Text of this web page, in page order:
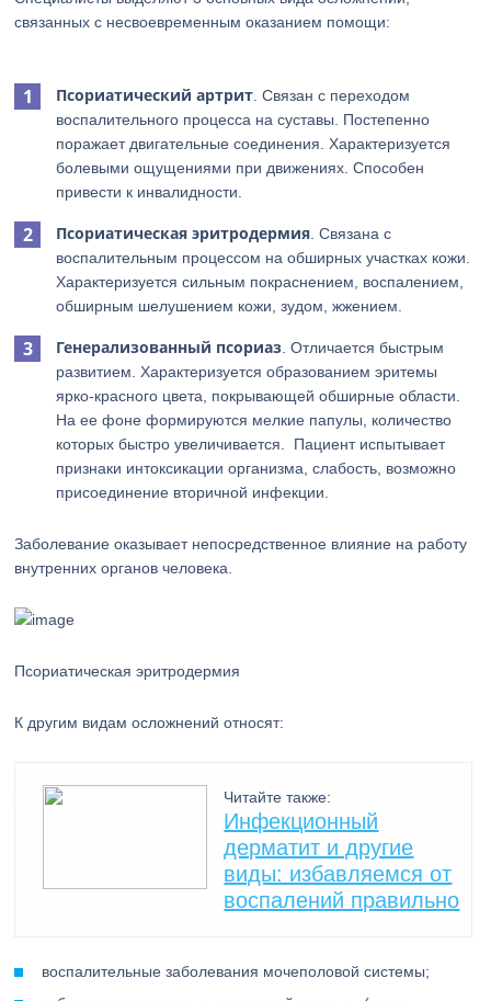
связанных с несвоевременным оказанием помощи:
Псориатический артрит . Связан с переходом
воспалительного процесса на суставы. Постепенно
поражает двигательные соединения. Характеризуется
болевыми ощущениями при движениях. Способен
привести к инвалидности.
Псориатическая эритродермия . Связана с
воспалительным процессом на обширных участках кожи.
Характеризуется сильным покраснением, воспалением,
обширным шелушением кожи, зудом, жжением.
Генерализованный псориаз . Отличается быстрым
развитием. Характеризуется образованием эритемы
ярко-красного цвета, покрывающей обширные области.
На ее фоне формируются мелкие папулы, количество
которых быстро увеличивается. Пациент испытывает
признаки интоксикации организма, слабость, возможно
присоединение вторичной инфекции.
Заболевание оказывает непосредственное влияние на работу
внутренних органов человека.
Псориатическая эритродермия
К другим видам осложнений относят:
Читайте также:
Инфекционный
дерматит и другие
виды: избавляемся от
воспалений правильно
воспалительные заболевания мочеполовой системы;